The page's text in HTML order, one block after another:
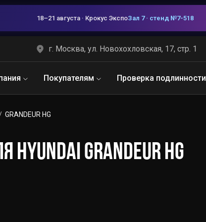
18–21 августа · Крокус ЭкспоЗал 7 · стенд №7-518
г. Москва, ул. Новохохловская, 17, стр. 1
Покупателям Проверка подлинности
GRANDEUR HG
GRANDEUR HG